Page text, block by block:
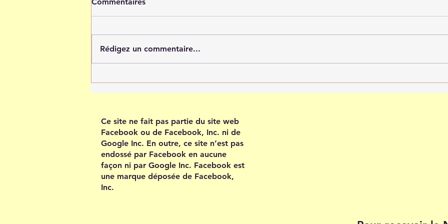
crois en toi
Recevoir en confiance
Commentaires
Rédigez un commentaire...
Ce site ne fait pas partie du site web
Facebook ou de Facebook, Inc. ni de
Google Inc. En outre, ce site n’est pas
endossé par Facebook en aucune
façon ni par Google Inc. Facebook est
une marque déposée de Facebook,
Inc.